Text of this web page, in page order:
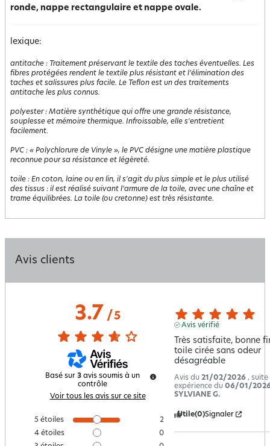
ronde, nappe rectangulaire et nappe ovale.
lexique:
antitache : Traitement préservant le textile des taches éventuelles. Les
fibres protégées rendent le textile plus résistant et l’élimination des
taches et salissures plus facile. Le Teflon est un des traitements
antitache les plus connus.
polyester: Matière synthétique qui offre une grande résistance,
souplesse et mémoire thermique. Infroissable, elle s'entretient
facilement.
PVC : « Polychlorure de Vinyle », le PVC désigne une matière plastique
reconnue pour sa résistance et légèreté.
toile : En coton, laine ou en lin, il s'agit du plus simple et le plus utilisé
des tissus : il est réalisé suivant l’armure de la toile, avec une chaîne et
trame équilibrées. La toile (ou cretonne) est très résistante.
Avis clients
3.7/ 5
Basé sur 3 avis soumis à un
contrôle
Voir tous les avis sur ce site
5 étoiles
2
4 étoiles
0
Avis vérifié
Très satisfaite, bonne
toile cirée sans odeur
désagréable
Avis du 21/02/2026 , suite
expérience du 06/01/
SYLVIANE G.
Utile(0)Signaler